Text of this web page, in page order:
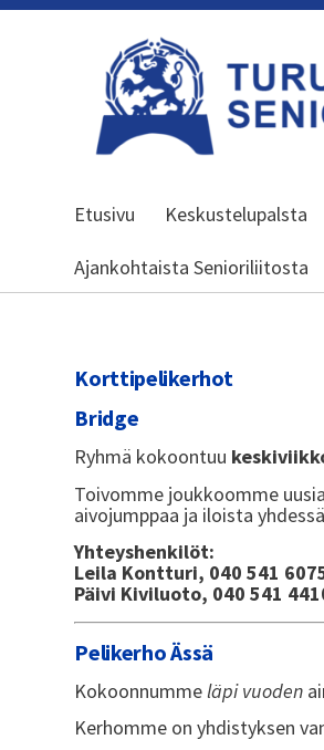
Turun kansalliset
Etusivu Keskustelupalsta
Ajankohtaista Senioriliitosta
Korttipelikerhot
Bridge
Ryhmä kokoontuu
Toivomme joukkoomme
aivojumppaa ja iloista
Yhteyshenkilöt:
Leila Kontturi, 040 541
Päivi Kiviluoto, 040 541
Pelikerho Ässä
Kokoonnummeläpi vuoden
Kerhomme on yhdistyksen